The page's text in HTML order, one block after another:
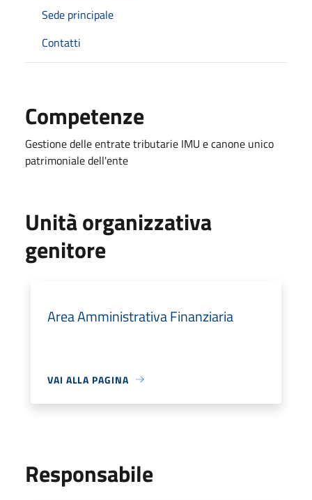
Sede principale
Contatti
Competenze
Gestione delle entrate tributarie IMU e canone unico
patrimoniale dell'ente
Unità organizzativa
genitore
Area Amministrativa Finanziaria
VAI ALLA PAGINA
Responsabile